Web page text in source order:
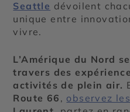
Seattle dévoilent
unique entre
vivre.
L’Amérique du Nord
travers des
activités de plein air.
Route 66 , observez